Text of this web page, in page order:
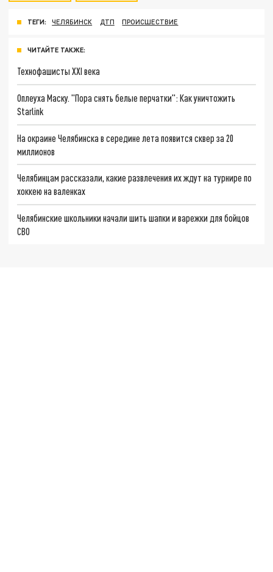
ТЕГИ: ЧЕЛЯБИНСК ДТП ПРОИСШЕСТВИЕ
ЧИТАЙТЕ ТАКЖЕ:
Технофашисты XXI века
Оплеуха Маску. "Пора снять белые перчатки": Как уничтожить
Starlink
На окраине Челябинска в середине лета появится сквер за 20
миллионов
Челябинцам рассказали, какие развлечения их ждут на турнире по
хоккею на валенках
Челябинские школьники начали шить шапки и варежки для бойцов
СВО